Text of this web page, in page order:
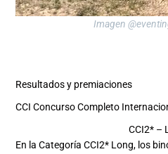
Imagen
Resultados y premiaciones
CCI Concurso Completo
CCI2* –
En la Categoría CCI2* Long, los